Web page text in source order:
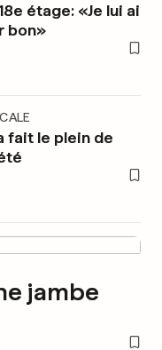
étage: «Je lui ai
bon»
fait le plein de
jambe